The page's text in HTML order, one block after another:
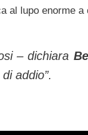
al lupo enorme
– dichiara
addio”.